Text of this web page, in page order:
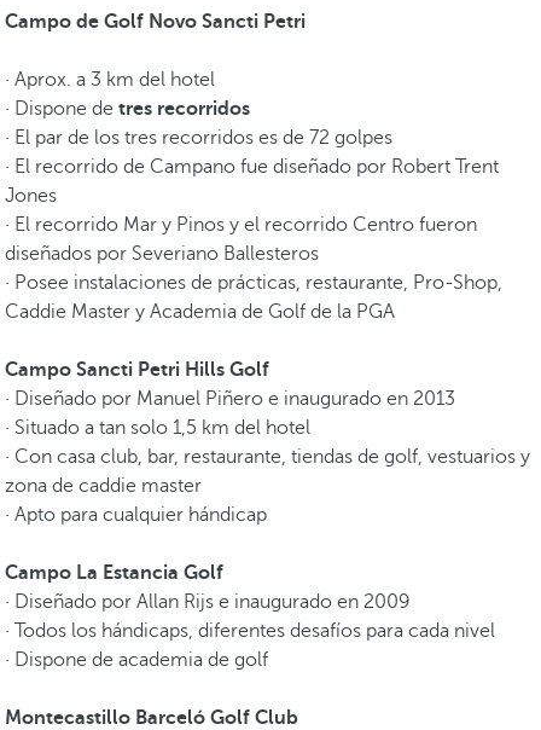
Campo de Golf Novo Sancti Petri
· Aprox. a 3 km del hotel
· Dispone de tres recorridos
· El par de los tres recorridos es de 72 golpes
· El recorrido de Campano fue diseñado por Robert Trent
Jones
· El recorrido Mar y Pinos y el recorrido Centro fueron
diseñados por Severiano Ballesteros
· Posee instalaciones de prácticas, restaurante, Pro-Shop,
Caddie Master y Academia de Golf de la PGA
Campo Sancti Petri Hills Golf
· Diseñado por Manuel Piñero e inaugurado en 2013
· Situado a tan solo 1,5 km del hotel
· Con casa club, bar, restaurante, tiendas de golf, vestuarios y
zona de caddie master
· Apto para cualquier hándicap
Campo La Estancia Golf
· Diseñado por Allan Rijs e inaugurado en 2009
· Todos los hándicaps, diferentes desafíos para cada nivel
· Dispone de academia de golf
Montecastillo Barceló Golf Club